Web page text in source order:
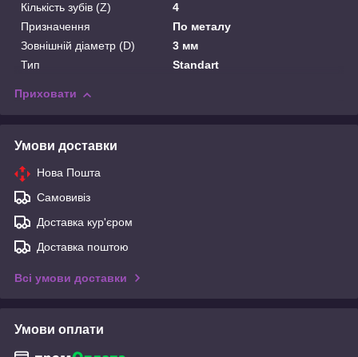
Кількість зубів (Z)
4
Призначення
По металу
Зовнішній діаметр (D)
3 мм
Тип
Standart
Приховати
Умови доставки
Нова Пошта
Самовивіз
Доставка кур'єром
Доставка поштою
Всі умови доставки
Умови оплати